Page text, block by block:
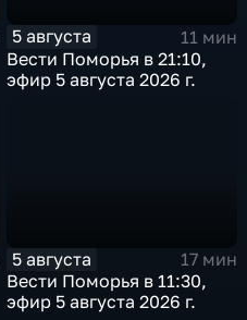
5 августа
11 мин
Вести Поморья в 21:10,
эфир 5 августа 2026 г.
5 августа
17 мин
Вести Поморья в 11:30,
эфир 5 августа 2026 г.